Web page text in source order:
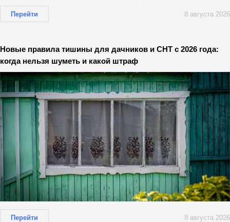
Перейти 8 августа 2026
Новые правила тишины для дачников и СНТ с 2026 года:
когда нельзя шуметь и какой штраф
Перейти 8 августа 2026